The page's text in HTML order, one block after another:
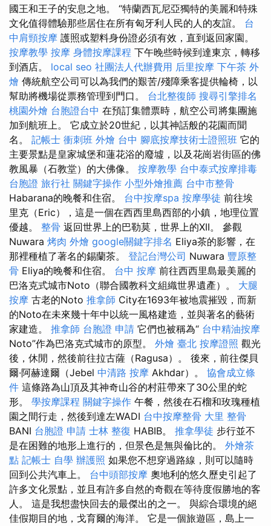
國王和王子的安息之地。 “特蘭西瓦尼亞獨特的美麗和特殊
文化值得體驗那些居住在所有匈牙利人民的人的友誼。 台
中肩頸按摩 護照或塑料身份證必須有效，直到返回家園。
按摩教學 按摩 身體按摩課程 下午晚些時候到達東京，轉移
到酒店。 local seo 社團法人代辦費用 后里按摩 下午茶 外
燴 傳統航空公司可以為我們的艱苦/殘障乘客提供輪椅，以
幫助將機場從票務管理到門口。 台北整復師 搜尋引擎排名
桃園外燴 台胞證台中 在預訂集體票時，航空公司將集團施
加到航班上。 它成立於20世紀，以其神話般的花園而聞
名。 記帳士 衝刺班 外燴 台中 腳底按摩技術士證照班 它的
主要景點是皇家城堡和蓮花浴的廢墟，以及花崗岩街區的佛
教風暴（石教堂）的大佛像。 按摩教學 台中泰式按摩排毒
台胞證 旅行社 關鍵字操作 小型外燴推薦 台中市整骨
Habarana的晚餐和住宿。 台中按摩spa 按摩學徒 前往埃
里克（Eric），這是一個在西西里島西部的小鎮，地理位置
優越。 整骨 返回世界上的巴勒莫，世界上的XII。 參觀
Nuwara 烤肉 外燴 google關鍵字排名 Eliya茶的影響，在
那裡種植了著名的錫蘭茶。 登記台灣公司 Nuwara 豐原整
骨 Eliya的晚餐和住宿。 台中 按摩 前往西西里島最美麗的
巴洛克式城市Noto（聯合國教科文組織世界遺產）。 大腿
按摩 古老的Noto 推拿師 City在1693年被地震摧毀，而新
的Noto在未來幾十年中以統一風格建造，並與著名的藝術
家建造。 推拿師 台胞證 申請 它們也被稱為“ 台中精油按摩
Noto”作為巴洛克式城市的原型。 外燴 臺北 按摩證照 觀光
後，休閒，然後前往拉古薩（Ragusa）。 後來，前往傑貝
爾·阿赫達爾（Jebel 中清路 按摩 Akhdar）。 協會成立條
件 這條路為山頂及其神奇山谷的村莊帶來了30公里的蛇
形。 學按摩課程 關鍵字操作 午餐，然後在石榴和玫瑰種植
園之間行走，然後到達左WADI 台中按摩整骨 大里 整骨
BANI 台胞證 申請 士林 整復 HABIB。 推拿學徒 步行並不
是在困難的地形上進行的，但景色是無與倫比的。 外燴茶
點 記帳士 自學 辦護照 如果您不想穿過路線，則可以隨時
回到公共汽車上。 台中頭部按摩 奧地利的悠久歷史引起了
許多文化景點，並且有許多自然的奇觀在等待度假勝地的客
人。 這是我想盡快回去的最傑出的之一。 與綜合環境的絕
佳假期目的地，戈育爾的海洋。 它是一個旅遊區，島上一